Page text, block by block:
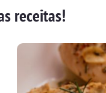
receitas!